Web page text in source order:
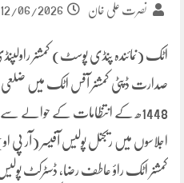
نصرت علی خان 12/06/2026
اٹک (نمائندہ پنڈی پوسٹ) کمشنر
صدارت ڈپٹی کمشنر آفس اٹک میں ضلعی
1448ھ کے انتظامات کے حوالے
اجلاسوں میں ریجنل پولیس آفیسر (آر پی او)
کمشنر اٹک راؤ عاطف رضا، ڈسٹرکٹ